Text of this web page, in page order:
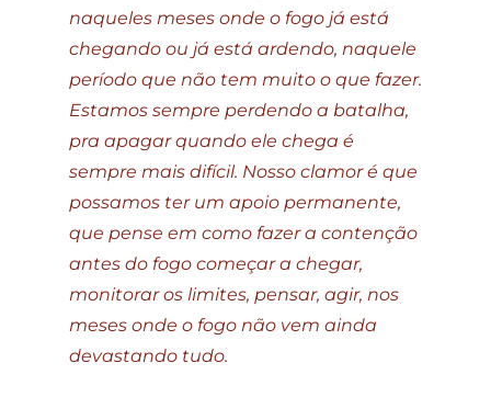
naqueles meses onde o fogo já está
chegando ou já está ardendo, naquele
período que não tem muito o que fazer.
Estamos sempre perdendo a batalha,
pra apagar quando ele chega é
sempre mais difícil. Nosso clamor é que
possamos ter um apoio permanente,
que pense em como fazer a contenção
antes do fogo começar a chegar,
monitorar os limites, pensar, agir, nos
meses onde o fogo não vem ainda
devastando tudo.